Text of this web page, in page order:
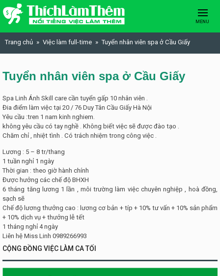
Skip to content
MENU
Trang chủ Việc làm full-time Tuyển nhân viên spa ở Cầu Giấy
Tuyển nhân viên spa ở Cầu Giấy
Spa Linh Ánh Skill care cần tuyển gấp 10 nhân viên .
Đia điểm làm việc tại 20 / 76 Duy Tân Cầu Giấy Hà Nội
Yêu cầu :tren 1 nam kinh nghiem.
không yêu cầu có tay nghề . Không biết việc sẽ được đào tạo .
Chăm chỉ , nhiệt tình . Có trách nhiệm trong công việc .
Lương : 5 – 8 tr/thang
1 tuần nghỉ 1 ngày
Thời gian : theo giờ hành chính
Được hưởng các chế độ BHXH
6 tháng tăng lương 1 lần , môi trường làm việc chuyên nghiệp , hoà đồng,
sạch sẽ
Chế độ lương thưởng cao : lương cơ bản + típ + 10% tư vấn + 10% sản phẩm
+ 10% dịch vụ + thưởng lễ tết
1 tháng nghỉ 4 ngày
Liên hệ Miss Linh 0989266993
CỘNG ĐỒNG VIỆC LÀM CA TỐI